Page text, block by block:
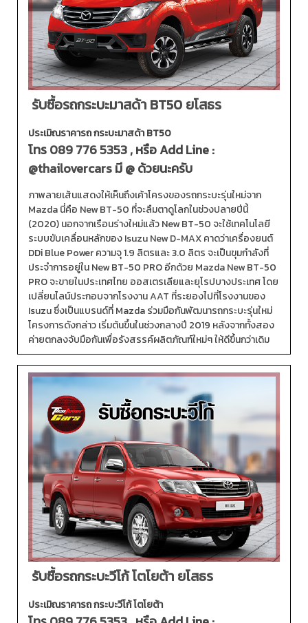
รับซื้อรถกระบะมาสด้า BT50 ยโสธร
ประเมิณราคารถ กระบะมาสด้า BT50
โทร089 776 5353, หรือ Add Line :
@thailovercarsมี @ ด้วยนะครับ
ภาพลายเส้นแสดงให้เห็นถึงเค้าโครงของรถกระบะรุ่นใหม่จาก
Mazda นี่คือ New BT-50 ที่จะลืมตาดูโลกในช่วงปลายปีนี้
(2020) นอกจากเรือนร่างใหม่แล้ว New BT-50 จะใช้เทคโนโลยี
ระบบขับเคลื่อนหลักของ Isuzu New D-MAX คาดว่าเครื่องยนต์
DDi Blue Power ความจุ 1.9 ลิตรและ 3.0 ลิตร จะเป็นขุมกำลังที่
ประจำการอยู่ใน New BT-50 PRO อีกด้วย Mazda New BT-50
PRO จะขายในประเทศไทย ออสเตรเลียและยุโรปบางประเทศ โดย
เปลี่ยนไลน์ประกอบจากโรงงาน AAT ที่ระยองไปที่โรงงานของ
Isuzu ซึ่งเป็นแบรนด์ที่ Mazda ร่วมมือกันพัฒนารถกระบะรุ่นใหม่
โครงการดังกล่าว เริ่มต้นขึ้นในช่วงกลางปี 2019 หลังจากทั้งสอง
ค่ายตกลงจับมือกันเพื่อรังสรรค์ผลิตภัณฑ์ใหม่ๆ ให้ดีขึ้นกว่าเดิม
รับซื้อรถกระบะวีโก้ โตโยต้า ยโสธร
ประเมิณราคารถ กระบะวีโก้ โตโยต้า